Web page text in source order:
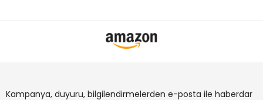
Kampanya, duyuru, bilgilendirmelerden e-posta ile haberdar